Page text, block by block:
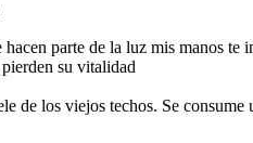
parte de la luz mis manos te
su vitalidad
los viejos techos. Se